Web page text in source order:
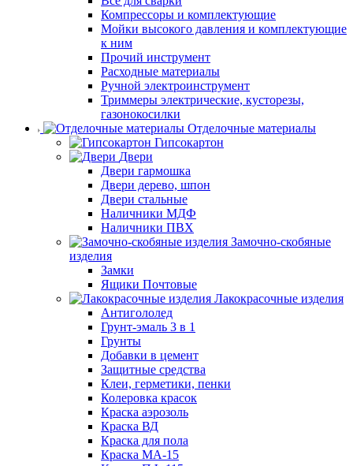
Компрессоры и комплектующие
Мойки высокого давления и комплектующие
к ним
Прочий инструмент
Расходные материалы
Ручной электроинструмент
Триммеры электрические, кусторезы,
газонокосилки
Отделочные материалы
Гипсокартон
Двери
Двери гармошка
Двери дерево, шпон
Двери стальные
Наличники МДФ
Наличники ПВХ
Замочно-скобяные
изделия
Замки
Ящики Почтовые
Лакокрасочные изделия
Антигололед
Грунт-эмаль 3 в 1
Грунты
Добавки в цемент
Защитные средства
Клеи, герметики, пенки
Колеровка красок
Краска аэрозоль
Краска ВД
Краска для пола
Краска МА-15